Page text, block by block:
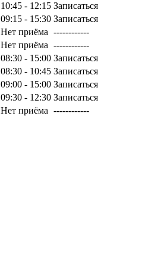
10:45 - 12:15 Записаться
09:15 - 15:30 Записаться
Нет приёма ------------
Нет приёма ------------
08:30 - 15:00 Записаться
08:30 - 10:45 Записаться
09:00 - 15:00 Записаться
09:30 - 12:30 Записаться
Нет приёма ------------